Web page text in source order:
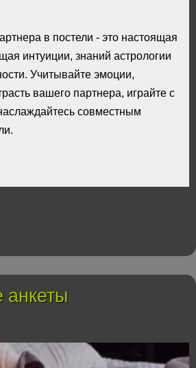
в постели - это настоящая
интуиции, знаний астрологии
Учитывайте эмоции,
вашего партнера, играйте с
совместным